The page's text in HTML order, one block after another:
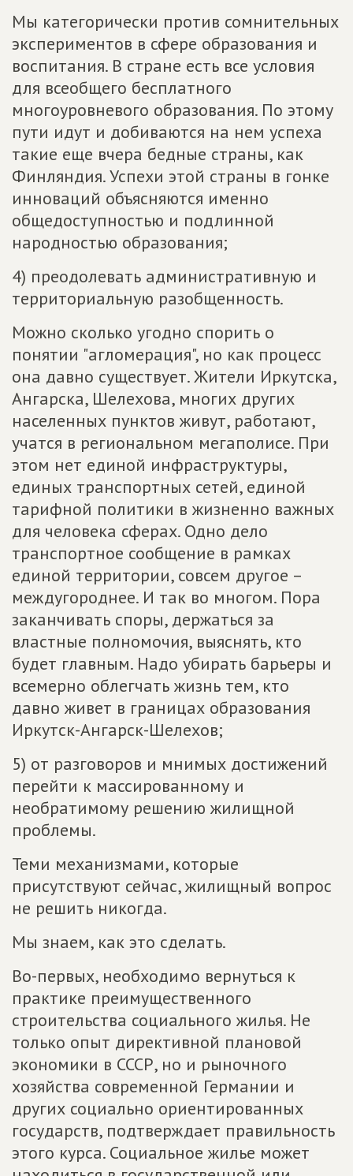
Мы категорически против сомнительных
экспериментов в сфере образования и
воспитания. В стране есть все условия
для всеобщего бесплатного
многоуровневого образования. По этому
пути идут и добиваются на нем успеха
такие еще вчера бедные страны, как
Финляндия. Успехи этой страны в гонке
инноваций объясняются именно
общедоступностью и подлинной
народностью образования;
4) преодолевать административную и
территориальную разобщенность.
Можно сколько угодно спорить о
понятии "агломерация", но как процесс
она давно существует. Жители Иркутска,
Ангарска, Шелехова, многих других
населенных пунктов живут, работают,
учатся в региональном мегаполисе. При
этом нет единой инфраструктуры,
единых транспортных сетей, единой
тарифной политики в жизненно важных
для человека сферах. Одно дело
транспортное сообщение в рамках
единой территории, совсем другое –
междугороднее. И так во многом. Пора
заканчивать споры, держаться за
властные полномочия, выяснять, кто
будет главным. Надо убирать барьеры и
всемерно облегчать жизнь тем, кто
давно живет в границах образования
Иркутск-Ангарск-Шелехов;
5) от разговоров и мнимых достижений
перейти к массированному и
необратимому решению жилищной
проблемы.
Теми механизмами, которые
присутствуют сейчас, жилищный вопрос
не решить никогда.
Мы знаем, как это сделать.
Во-первых, необходимо вернуться к
практике преимущественного
строительства социального жилья. Не
только опыт директивной плановой
экономики в СССР, но и рыночного
хозяйства современной Германии и
других социально ориентированных
государств, подтверждает правильность
этого курса. Социальное жилье может